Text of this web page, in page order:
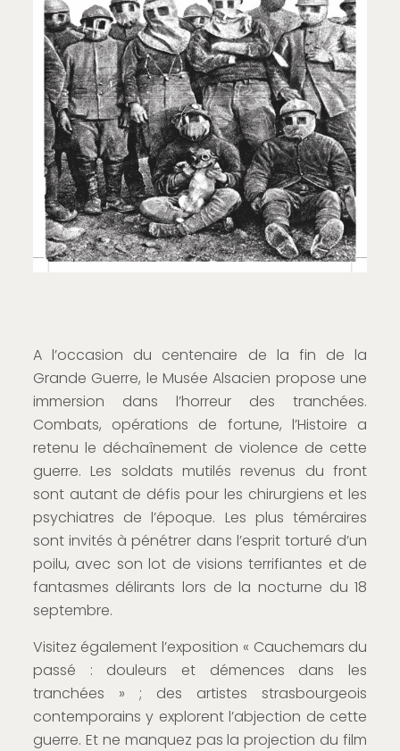
A l’occasion du centenaire de la fin de la
Grande Guerre, le Musée Alsacien propose une
immersion dans l’horreur des tranchées.
Combats, opérations de fortune, l’Histoire a
retenu le déchaînement de violence de cette
guerre. Les soldats mutilés revenus du front
sont autant de défis pour les chirurgiens et les
psychiatres de l’époque. Les plus téméraires
sont invités à pénétrer dans l’esprit torturé d’un
poilu, avec son lot de visions terrifiantes et de
fantasmes délirants lors de la nocturne du 18
septembre.
Visitez également l’exposition « Cauchemars du
passé : douleurs et démences dans les
tranchées » ; des artistes strasbourgeois
contemporains y explorent l’abjection de cette
guerre. Et ne manquez pas la projection du film